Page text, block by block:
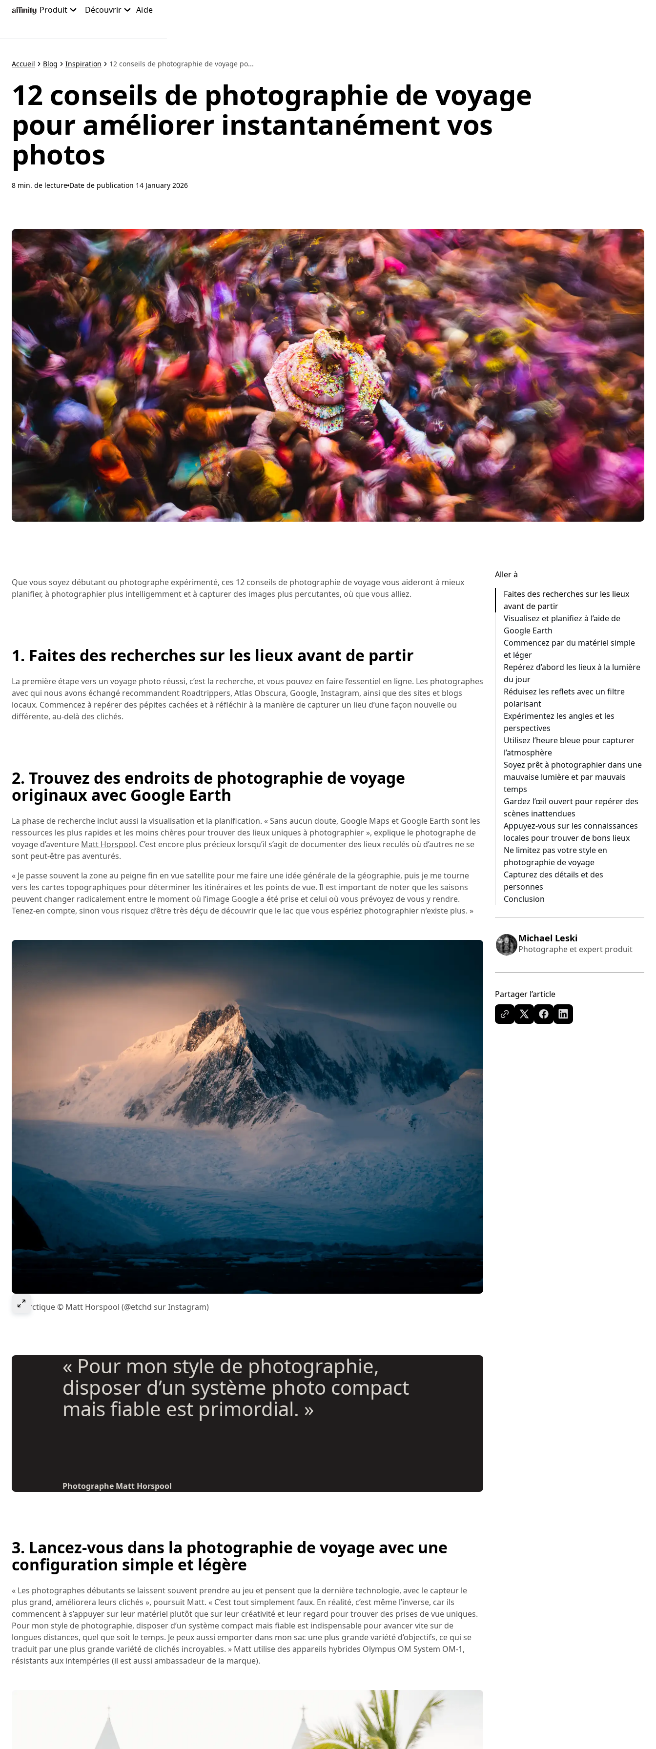
Accéder
principal
Produit Découvrir Aide
Accueil Blog Inspiration 12 conseils de photographie de voyage po...
12 conseils de photographie de voyage
pour améliorer instantanément vos
photos
8 min. de lecture Date de publication 14 January 2026
Que vous soyez débutant ou photographe expérimenté, ces 12 conseils de photographie de voyage vous aideront à mieux
planifier, à photographier plus intelligemment et à capturer des images plus percutantes, où que vous alliez.
1. Faites des recherches sur les lieux avant de partir
La première étape vers un voyage photo réussi, c’est la recherche, et vous pouvez en faire l’essentiel en ligne. Les photographes
avec qui nous avons échangé recommandent Roadtrippers, Atlas Obscura, Google, Instagram, ainsi que des sites et blogs
locaux. Commencez à repérer des pépites cachées et à réfléchir à la manière de capturer un lieu d’une façon nouvelle ou
différente, au-delà des clichés.
2. Trouvez des endroits de photographie de voyage
originaux avec Google Earth
La phase de recherche inclut aussi la visualisation et la planification. « Sans aucun doute, Google Maps et Google Earth sont les
ressources les plus rapides et les moins chères pour trouver des lieux uniques à photographier », explique le photographe de
voyage d’aventure Matt Horspool. C’est encore plus précieux lorsqu’il s’agit de documenter des lieux reculés où d’autres ne se
sont peut-être pas aventurés.
« Je passe souvent la zone au peigne fin en vue satellite pour me faire une idée générale de la géographie, puis je me tourne
vers les cartes topographiques pour déterminer les itinéraires et les points de vue. Il est important de noter que les saisons
peuvent changer radicalement entre le moment où l’image Google a été prise et celui où vous prévoyez de vous y rendre.
Tenez-en compte, sinon vous risquez d’être très déçu de découvrir que le lac que vous espériez photographier n’existe plus. »
Select to expand image
Antarctique © Matt Horspool (@etchd sur Instagram)
« Pour mon style de photographie,
disposer d’un système photo compact
mais fiable est primordial. »
Photographe Matt Horspool
3. Lancez-vous dans la photographie de voyage avec une
configuration simple et légère
« Les photographes débutants se laissent souvent prendre au jeu et pensent que la dernière technologie, avec le capteur le
plus grand, améliorera leurs clichés », poursuit Matt. « C’est tout simplement faux. En réalité, c’est même l’inverse, car ils
commencent à s’appuyer sur leur matériel plutôt que sur leur créativité et leur regard pour trouver des prises de vue uniques.
Pour mon style de photographie, disposer d’un système compact mais fiable est indispensable pour avancer vite sur de
longues distances, quel que soit le temps. Je peux aussi emporter dans mon sac une plus grande variété d’objectifs, ce qui se
traduit par une plus grande variété de clichés incroyables. » Matt utilise des appareils hybrides Olympus OM System OM-1,
résistants aux intempéries (il est aussi ambassadeur de la marque).
Passer
section
suivante
Aller à
Faites des recherches sur les lieux
avant de partir
Visualisez et planifiez à l’aide de
Google Earth
Commencez par du matériel simple
et léger
Repérez d’abord les lieux à la lumière
du jour
Réduisez les reflets avec un filtre
polarisant
Expérimentez les angles et les
perspectives
Utilisez l’heure bleue pour capturer
l’atmosphère
Soyez prêt à photographier dans une
mauvaise lumière et par mauvais
temps
Gardez l’œil ouvert pour repérer des
scènes inattendues
Appuyez-vous sur les connaissances
locales pour trouver de bons lieux
Ne limitez pas votre style en
photographie de voyage
Capturez des détails et des
personnes
Conclusion
Michael Leski
Photographe et expert produit
Partager l’article